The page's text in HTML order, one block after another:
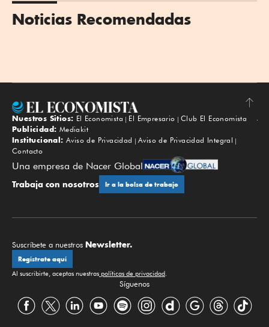
Noticias Recomendadas
Subir
Nuestros Sitios: El Economista El Empresario
Club El Economista
Publicidad: Mediakit
Institucional: Aviso de Privacidad
Aviso de Privacidad Integral
Contacto
Una empresa de Nacer Global
Trabaja con nosotros Ir a la bolsa de trabajo
Suscríbete a nuestros Newsletter.
Regístrate aquí
Al suscribirte, aceptas nuestras políticas de privacidad.
Síguenos